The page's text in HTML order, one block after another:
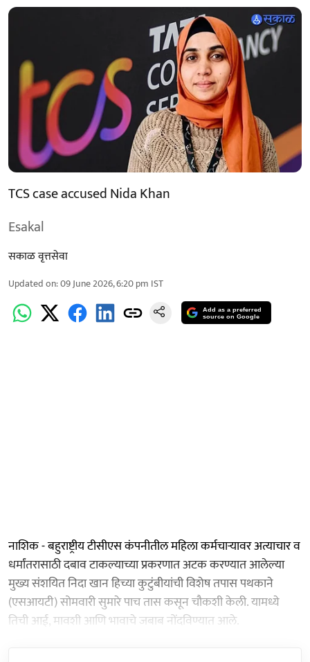
TCS case accused Nida Khan
Esakal
सकाळ वृत्तसेवा
Updated on:09 June 2026, 6:20 pm IST
Add as a preferred
source on Google
नाशिक - बहुराष्ट्रीय टीसीएस कंपनीतील महिला कर्मचाऱ्यावर अत्याचार व
धर्मांतरासाठी दबाव टाकल्याच्या प्रकरणात अटक करण्यात आलेल्या
मुख्य संशयित निदा खान हिच्या कुटुंबीयांची विशेष तपास पथकाने
(एसआयटी) सोमवारी सुमारे पाच तास कसून चौकशी केली. यामध्ये
तिची आई, मावशी आणि भावाचे जबाब नोंदविण्यात आले.